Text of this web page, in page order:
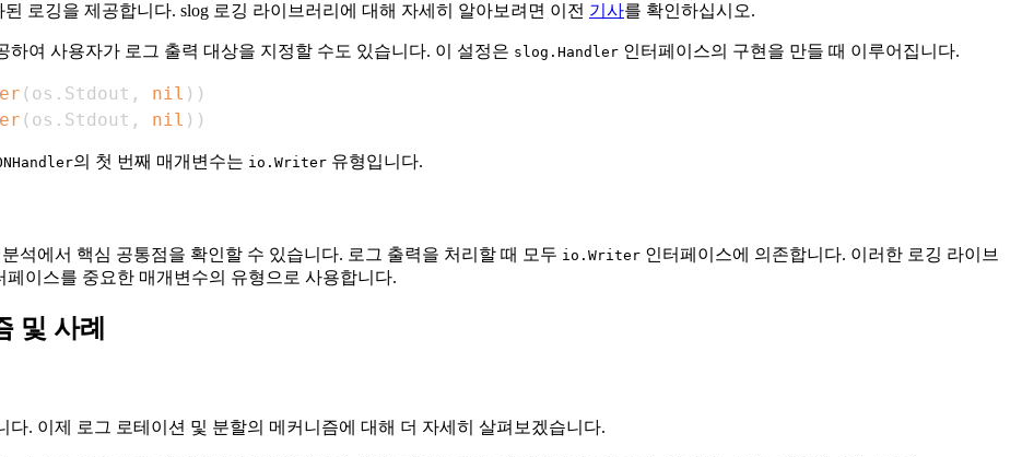
로깅을 제공합니다. slog 로깅 라이브러리에 대해 자세히 알아보려면 이전 기사를 확인하십시오.
하여 사용자가 로그 출력 대상을 지정할 수도 있습니다. 이 설정은 slog.Handler 인터페이스의 구현을 만들 때 이루어집니다.
( os . Stdout , nil ) )
( os . Stdout , nil ) )
의 첫 번째 매개변수는 io.Writer 유형입니다.
석에서 핵심 공통점을 확인할 수 있습니다. 로그 출력을 처리할 때 모두 io.Writer 인터페이스에 의존합니다. 이러한 로깅 라이브
페이스를 중요한 매개변수의 유형으로 사용합니다.
및 사례
다. 이제 로그 로테이션 및 분할의 메커니즘에 대해 더 자세히 살펴보겠습니다.